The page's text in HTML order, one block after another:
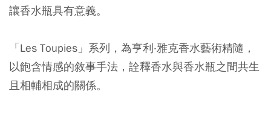
讓香水瓶具有意義。
「Les Toupies」系列，為亨利‧雅克香水藝術精隨，
以飽含情感的敘事手法，詮釋香水與香水瓶之間共生
且相輔相成的關係。